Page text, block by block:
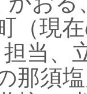
（現
当、
那須